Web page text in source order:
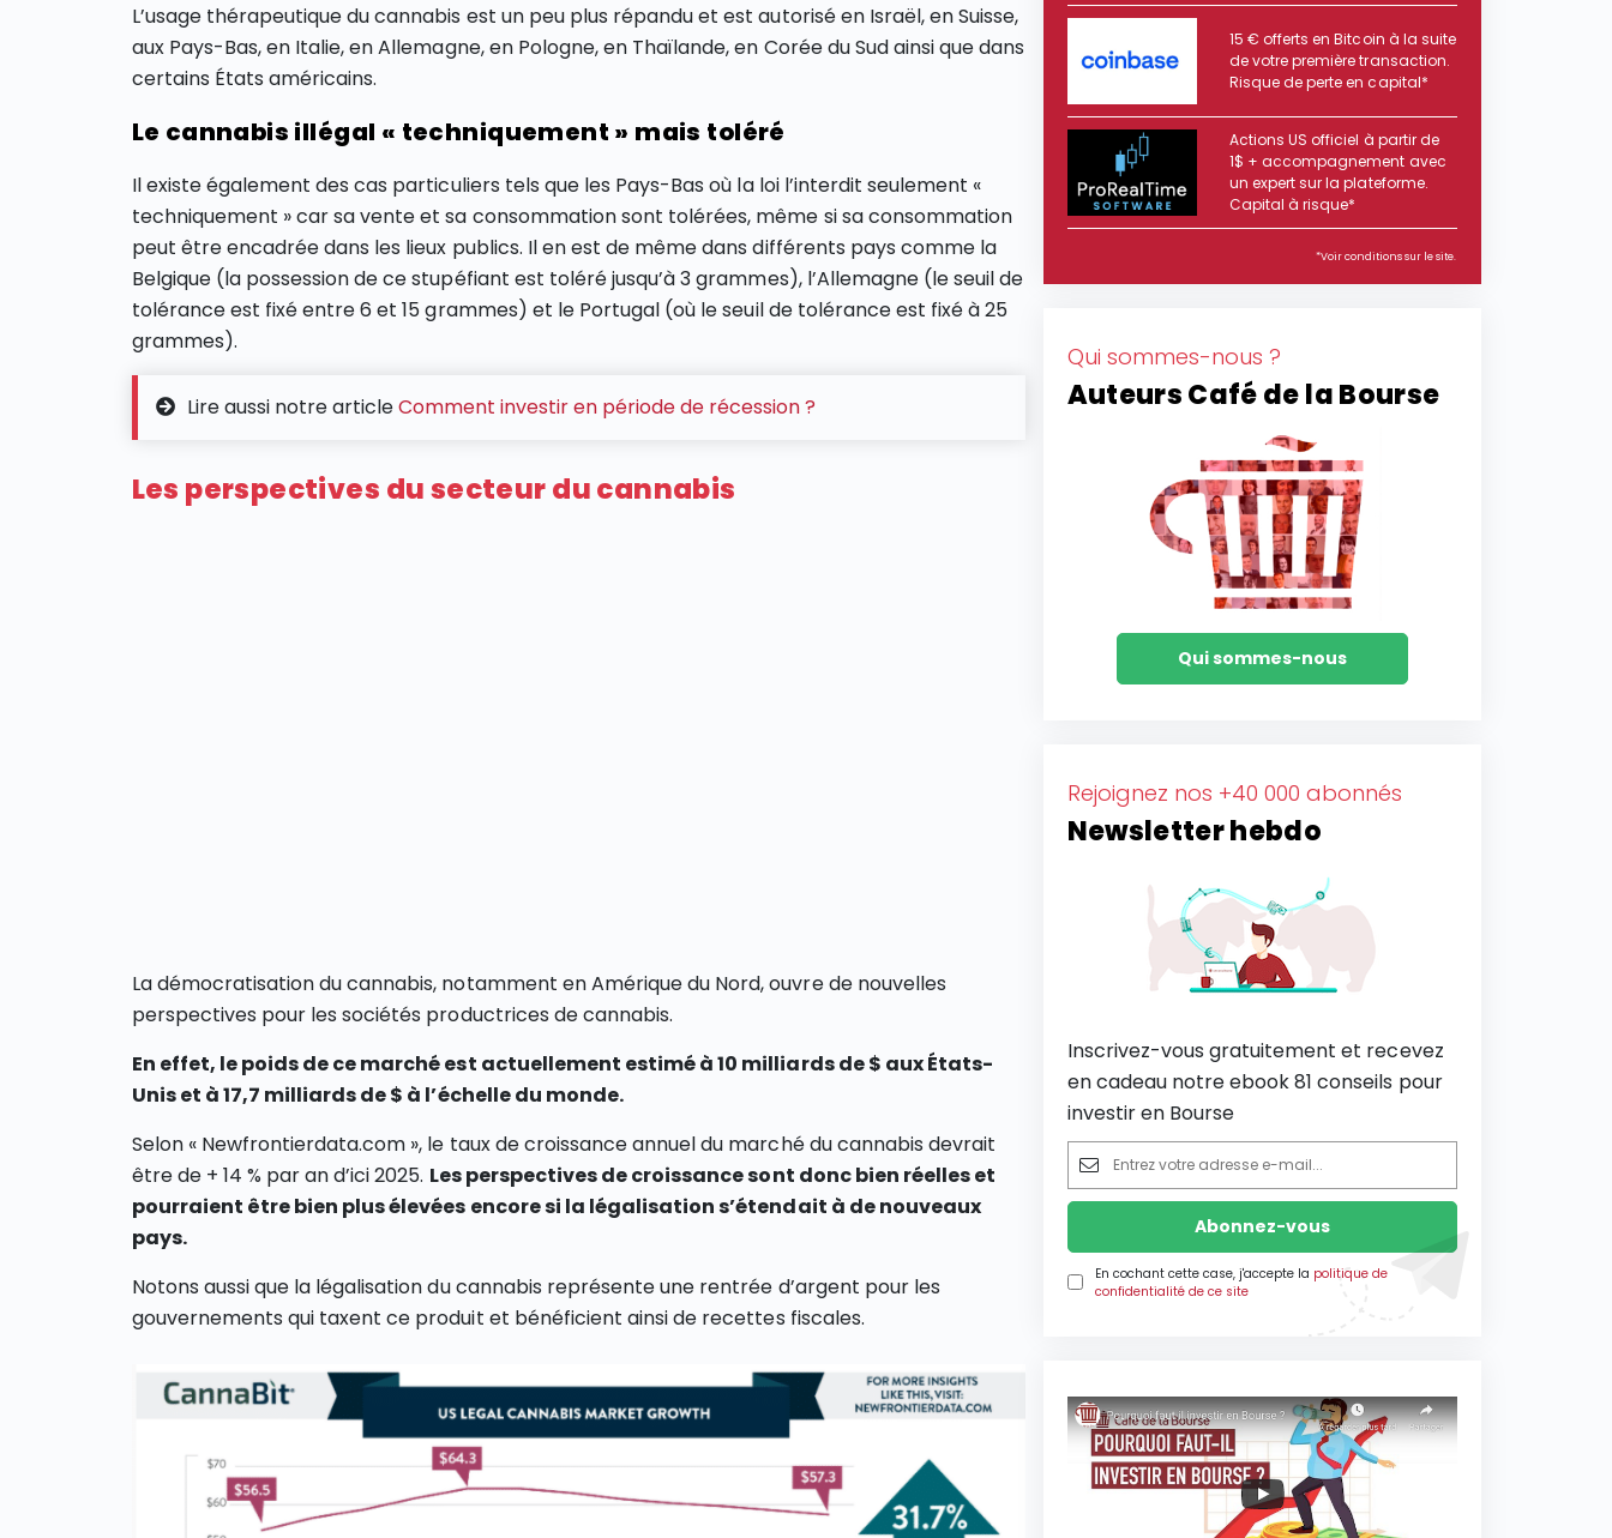
L’usage thérapeutique du cannabis est un peu plus répandu et est autorisé en Israël, en Suisse,
aux Pays-Bas, en Italie, en Allemagne, en Pologne, en Thaïlande, en Corée du Sud ainsi que dans
certains États américains.
Le cannabis illégal « techniquement » mais toléré
Il existe également des cas particuliers tels que les Pays-Bas où la loi l’interdit seulement «
techniquement » car sa vente et sa consommation sont tolérées, même si sa consommation
peut être encadrée dans les lieux publics. Il en est de même dans différents pays comme la
Belgique (la possession de ce stupéfiant est toléré jusqu’à 3 grammes), l’Allemagne (le seuil de
tolérance est fixé entre 6 et 15 grammes) et le Portugal (où le seuil de tolérance est fixé à 25
grammes).
Lire aussi notre articleComment investir en période de récession ?
Les perspectives du secteur du cannabis
La démocratisation du cannabis, notamment en Amérique du Nord, ouvre de nouvelles
perspectives pour les sociétés productrices de cannabis.
En effet, le poids de ce marché est actuellement estimé à 10 milliards de $ aux États-
Unis et à 17,7 milliards de $ à l’échelle du monde.
Selon « Newfrontierdata.com », le taux de croissance annuel du marché du cannabis devrait
être de + 14 % par an d’ici 2025. Les perspectives de croissance sont donc bien réelles et
pourraient être bien plus élevées encore si la légalisation s’étendait à de nouveaux
pays.
Notons aussi que la légalisation du cannabis représente une rentrée d’argent pour les
gouvernements qui taxent ce produit et bénéficient ainsi de recettes fiscales.
15 € offerts en Bitcoin à la suite
de votre première transaction.
Risque de perte en capital*
Actions US officiel à partir de
1$ + accompagnement avec
un expert sur la plateforme.
Capital à risque*
*Voir conditions sur le site.
Qui sommes-nous ?
Auteurs Café de la Bourse
Qui sommes-nous
Rejoignez nos +40 000 abonnés
Newsletter hebdo
Inscrivez-vous gratuitement et recevez
en cadeau notre ebook 81 conseils pour
investir en Bourse
En cochant cette case, j'accepte la politique de
confidentialité de ce site